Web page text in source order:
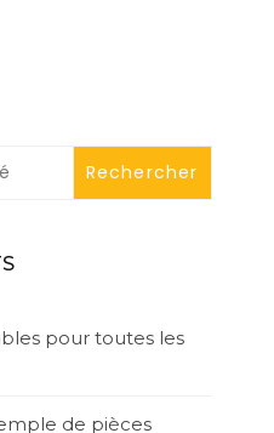
pour toutes les
de pièces